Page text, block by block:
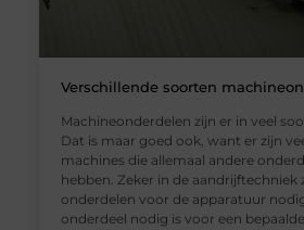
Verschillende soorten
Machineonderdelen zijn er in veel
Dat is maar goed ook, want er zijn
machines die allemaal andere
hebben. Zeker in de aandrijftechniek
onderdelen voor de apparatuur
onderdeel nodig is voor een